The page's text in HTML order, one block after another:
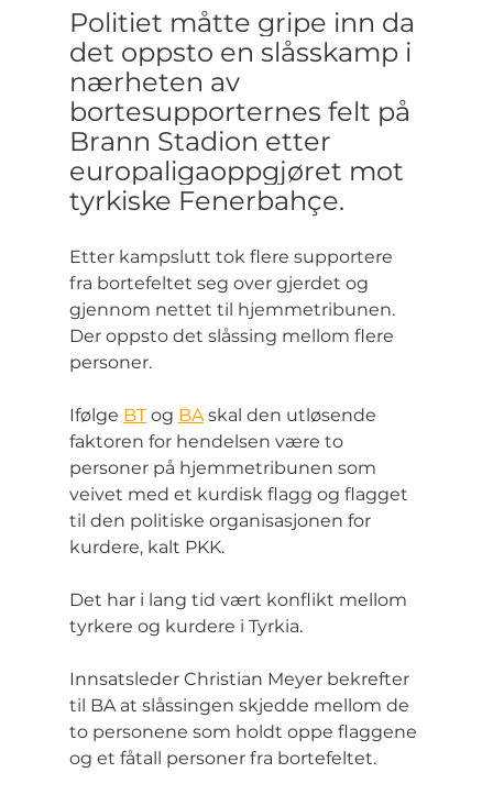
Politiet måtte gripe inn da
det oppsto en slåsskamp i
nærheten av
bortesupporternes felt på
Brann Stadion etter
europaligaoppgjøret mot
tyrkiske Fenerbahçe.
Etter kampslutt tok flere supportere
fra bortefeltet seg over gjerdet og
gjennom nettet til hjemmetribunen.
Der oppsto det slåssing mellom flere
personer.
Ifølge BT og BA skal den utløsende
faktoren for hendelsen være to
personer på hjemmetribunen som
veivet med et kurdisk flagg og flagget
til den politiske organisasjonen for
kurdere, kalt PKK.
Det har i lang tid vært konflikt mellom
tyrkere og kurdere i Tyrkia.
Innsatsleder Christian Meyer bekrefter
til BA at slåssingen skjedde mellom de
to personene som holdt oppe flaggene
og et fåtall personer fra bortefeltet.